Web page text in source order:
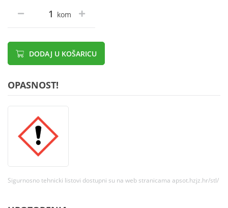
kom
DODAJ U KOŠARICU
OPASNOST!
Sigurnosno tehnicki listovi dostupni su na web stranicama apsot.hzjz.hr/stl/